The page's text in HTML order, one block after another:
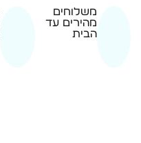
משלוחים
מהירים עד
הבית